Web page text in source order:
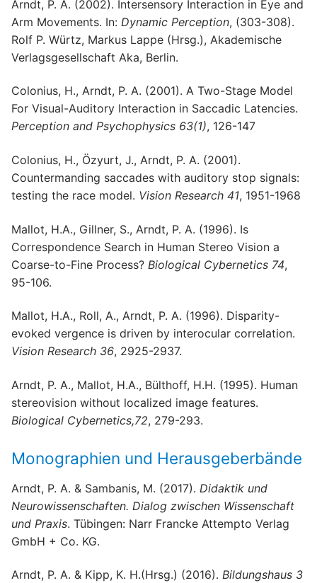
Arndt, P. A. (2002). Intersensory Interaction in Eye and
Arm Movements. In: Dynamic Perception, (303-308).
Rolf P. Würtz, Markus Lappe (Hrsg.), Akademische
Verlagsgesellschaft Aka, Berlin.
Colonius, H., Arndt, P. A. (2001). A Two-Stage Model
For Visual-Auditory Interaction in Saccadic Latencies.
Perception and Psychophysics 63(1), 126-147
Colonius, H., Özyurt, J., Arndt, P. A. (2001).
Countermanding saccades with auditory stop signals:
testing the race model. Vision Research 41, 1951-1968
Mallot, H.A., Gillner, S., Arndt, P. A. (1996). Is
Correspondence Search in Human Stereo Vision a
Coarse-to-Fine Process? Biological Cybernetics 74,
95-106.
Mallot, H.A., Roll, A., Arndt, P. A. (1996). Disparity-
evoked vergence is driven by interocular correlation.
Vision Research 36, 2925-2937.
Arndt, P. A., Mallot, H.A., Bülthoff, H.H. (1995). Human
stereovision without localized image features.
Biological Cybernetics,72, 279-293.
Monographien und Herausgeberbände
Arndt, P. A. & Sambanis, M. (2017). Didaktik und
Neurowissenschaften. Dialog zwischen Wissenschaft
und Praxis. Tübingen: Narr Francke Attempto Verlag
GmbH + Co. KG.
Arndt, P. A. & Kipp, K. H.(Hrsg.) (2016). Bildungshaus 3